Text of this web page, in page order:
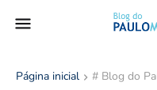
Página inicial # Blog do